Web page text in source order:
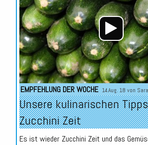
EMPFEHLUNG DER WOCHE 14.Aug. 18 von
Unsere kulinarischen
Zucchini Zeit
Es ist wieder Zucchini Zeit und das